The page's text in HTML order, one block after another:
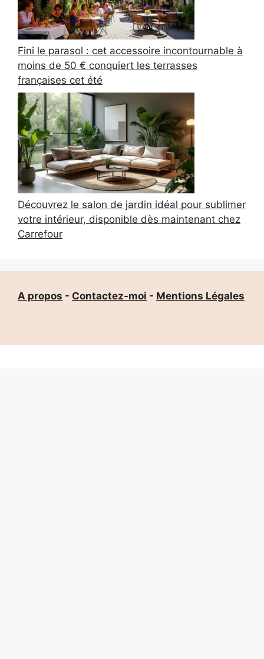
Fini le parasol : cet accessoire incontournable à
moins de 50 € conquiert les terrasses
françaises cet été
Découvrez le salon de jardin idéal pour sublimer
votre intérieur, disponible dès maintenant chez
Carrefour
A propos - Contactez-moi - Mentions Légales